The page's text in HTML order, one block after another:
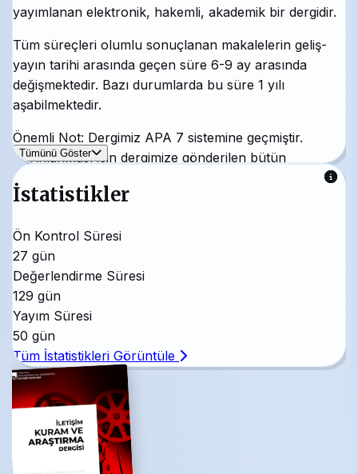
yayımlanan elektronik, hakemli, akademik bir dergidir.
Tüm süreçleri olumlu sonuçlanan makalelerin geliş-
yayın tarihi arasında geçen süre 6-9 ay arasında
değişmektedir. Bazı durumlarda bu süre 1 yılı
aşabilmektedir.
Önemli Not: Dergimiz APA 7 sistemine geçmiştir.
Yayınlanması için dergimize gönderilen bütün
çalışmaların APA 7 sistemine uygun olması
gerekmektedir.
Dergi yazım kurallarına uygun olmayan makaleler
değerlendirmeye alınamamaktadır.
İletişim Kuram ve Araştırma Dergisi, ULAKBİM-Tr
Dizin'de ve DOAJ'da dizinlenmektedir.
Tümünü Göster
İstatistikler
Ön Kontrol Süresi
27 gün
Değerlendirme Süresi
129 gün
Yayım Süresi
50 gün
Tüm İstatistikleri Görüntüle